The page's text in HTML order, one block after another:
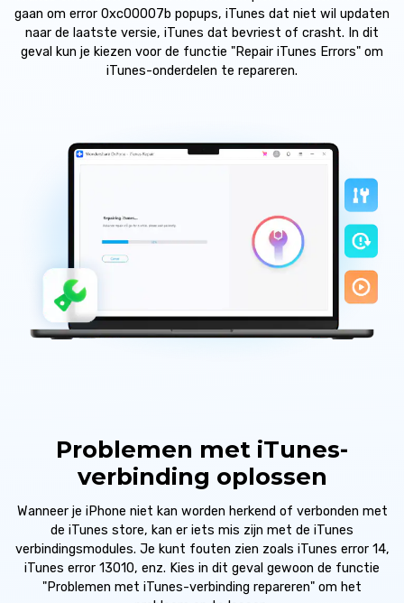
Overdracht van telefoon naar telefoon
Bekijk De Volledige Toolkit
gaan om error 0xc00007b popups, iTunes dat niet wil updaten
naar de laatste versie, iTunes dat bevriest of crasht. In dit
geval kun je kiezen voor de functie "Repair iTunes Errors" om
iTunes-onderdelen te repareren.
Problemen met iTunes-
verbinding oplossen
Wanneer je iPhone niet kan worden herkend of verbonden met
de iTunes store, kan er iets mis zijn met de iTunes
verbindingsmodules. Je kunt fouten zien zoals iTunes error 14,
iTunes error 13010, enz. Kies in dit geval gewoon de functie
"Problemen met iTunes-verbinding repareren" om het